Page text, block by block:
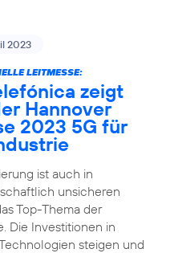
2023
LEITMESSE:
zeigt
Hannover
2023 5G für
ist auch in
unsicheren
Top-Thema der
Die Investitionen in
steigen und